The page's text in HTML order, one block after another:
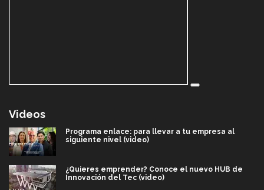
Videos
Programa enlace: para llevar a tu empresa al
siguiente nivel (video)
¿Quieres emprender? Conoce el nuevo HUB de
Innovación del Tec (video)